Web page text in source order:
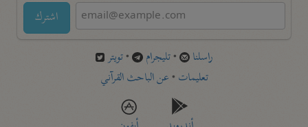
اشترك
راسلنا •تليجرام •تويتر
تعليمات •عن الباحث القرآني